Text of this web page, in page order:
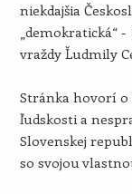
niekdajšia
„demokratická“
vraždy Ľudmily
Stránka hovorí
ľudskosti a
Slovenskej
so svojou